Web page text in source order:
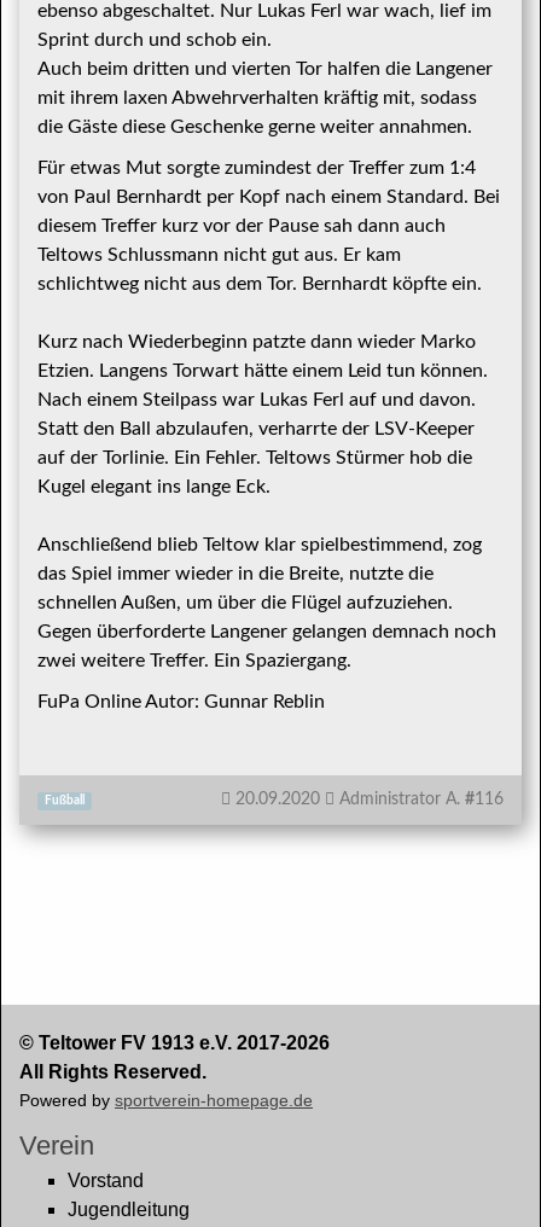
ebenso abgeschaltet. Nur Lukas Ferl war wach, lief im
Sprint durch und schob ein.
Auch beim dritten und vierten Tor halfen die Langener
mit ihrem laxen Abwehrverhalten kräftig mit, sodass
die Gäste diese Geschenke gerne weiter annahmen.
Für etwas Mut sorgte zumindest der Treffer zum 1:4
von Paul Bernhardt per Kopf nach einem Standard. Bei
diesem Treffer kurz vor der Pause sah dann auch
Teltows Schlussmann nicht gut aus. Er kam
schlichtweg nicht aus dem Tor. Bernhardt köpfte ein.
Kurz nach Wiederbeginn patzte dann wieder Marko
Etzien. Langens Torwart hätte einem Leid tun können.
Nach einem Steilpass war Lukas Ferl auf und davon.
Statt den Ball abzulaufen, verharrte der LSV-Keeper
auf der Torlinie. Ein Fehler. Teltows Stürmer hob die
Kugel elegant ins lange Eck.
Anschließend blieb Teltow klar spielbestimmend, zog
das Spiel immer wieder in die Breite, nutzte die
schnellen Außen, um über die Flügel aufzuziehen.
Gegen überforderte Langener gelangen demnach noch
zwei weitere Treffer. Ein Spaziergang.
FuPa Online Autor: Gunnar Reblin
Fußball 20.09.2020 Administrator A. #116
© Teltower FV 1913 e.V. 2017-2026
All Rights Reserved.
Powered by sportverein-homepage.de
Verein
Vorstand
Jugendleitung